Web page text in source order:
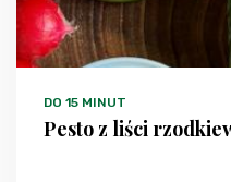
DO 15 MINUT
Pesto z liści